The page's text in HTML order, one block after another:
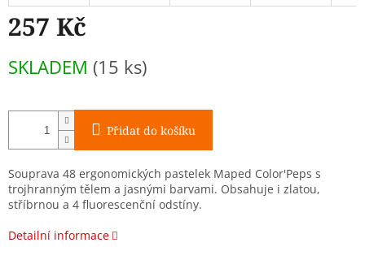
257 Kč
cena:
SKLADEM (15 ks)
Přidat do košíku
Souprava 48 ergonomických pastelek Maped Color'Peps s
trojhranným tělem a jasnými barvami. Obsahuje i zlatou,
stříbrnou a 4 fluorescenční odstíny.
Detailní informace